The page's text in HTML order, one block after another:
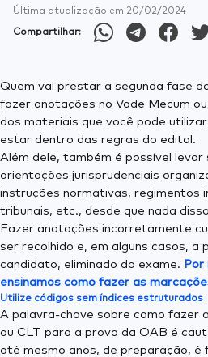
Última atualização em 20/02/2024
Compartilhar:
Quem vai prestar a segunda fase
fazer anotações no Vade Mecum
dos materiais que você pode
estar dentro das regras do edital.
Além dele, também é possível levar
orientações jurisprudenciais
instruções normativas, regimentos
tribunais, etc., desde que nada
Fazer anotações incorretamente
ser recolhido e, em alguns casos, a
candidato, eliminado do exame.
ensinamos como fazer as
Utilize códigos sem índices estruturados
A palavra-chave sobre como fazer
ou CLT para a prova da OAB é
até mesmo anos, de preparação, é